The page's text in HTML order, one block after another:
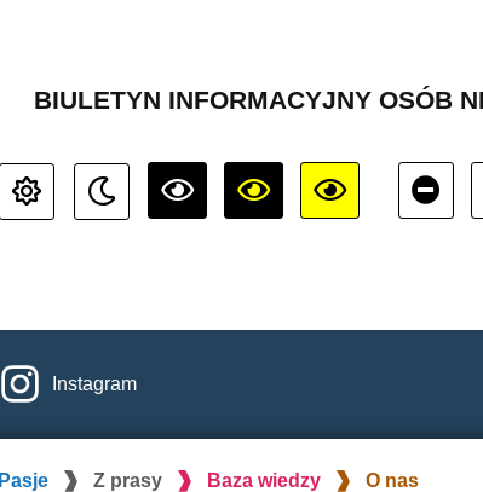
BIULETYN INFORMACYJNY OSÓB
Instagram
Pasje Z prasy Baza wiedzy O nas